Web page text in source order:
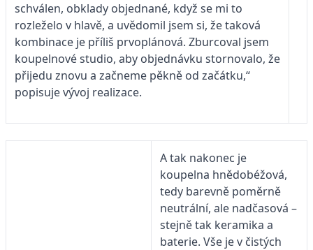
schválen, obklady objednané, když se mi to
rozleželo v hlavě, a uvědomil jsem si, že taková
kombinace je příliš prvoplánová. Zburcoval jsem
koupelnové studio, aby objednávku stornovalo, že
přijedu znovu a začneme pěkně od začátku,“
popisuje vývoj realizace.
A tak nakonec je
koupelna hnědobéžová,
tedy barevně poměrně
neutrální, ale nadčasová –
stejně tak keramika a
baterie. Vše je v čistých